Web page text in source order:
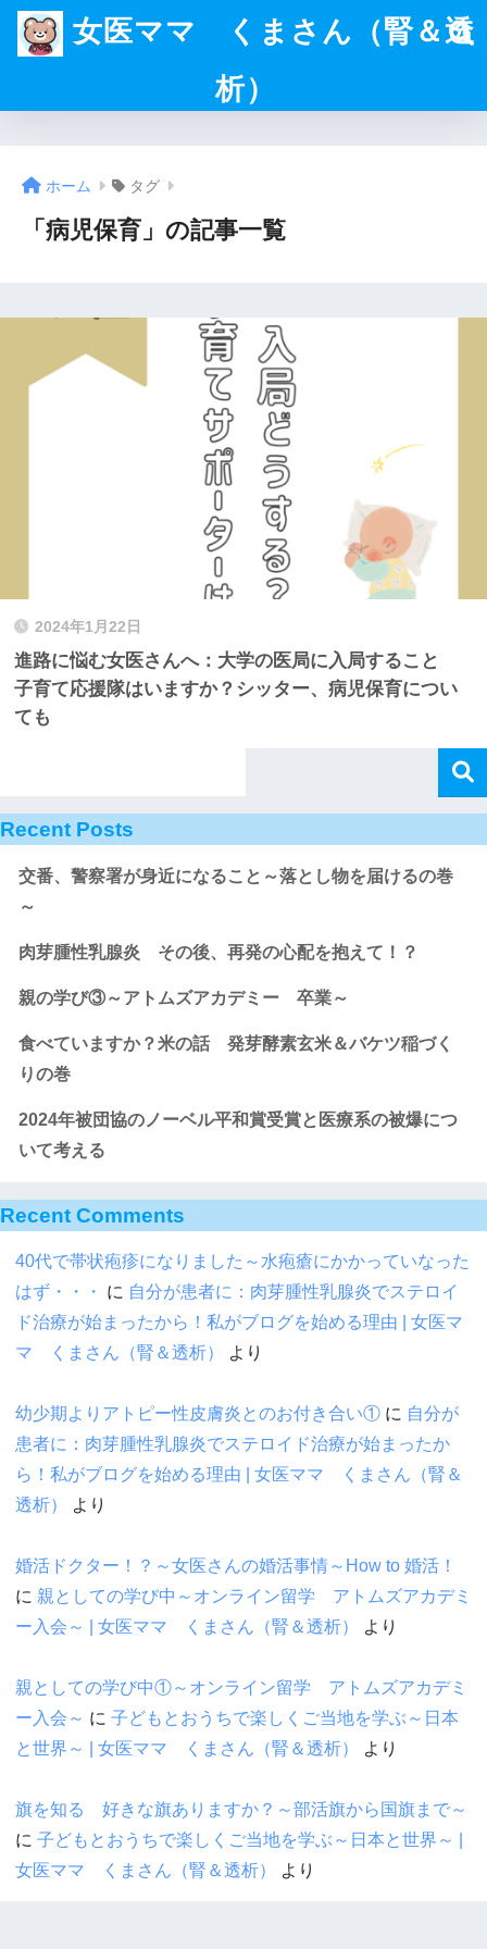
女医ママ くまさん（腎＆透
析）
ホーム タグ
「病児保育」の記事一覧
2024年1月22日
進路に悩む女医さんへ：大学の医局に入局すること
子育て応援隊はいますか？シッター、病児保育につい
ても
Recent Posts
交番、警察署が身近になること～落とし物を届けるの巻
～
肉芽腫性乳腺炎 その後、再発の心配を抱えて！？
親の学び③～アトムズアカデミー 卒業～
食べていますか？米の話 発芽酵素玄米＆バケツ稲づく
りの巻
2024年被団協のノーベル平和賞受賞と医療系の被爆につ
いて考える
Recent Comments
40代で帯状疱疹になりました～水疱瘡にかかっていなった
はず・・・
に 自分が患者に：肉芽腫性乳腺炎でステロイ
ド治療が始まったから！私がブログを始める理由 | 女医マ
マ くまさん（腎＆透析）
より
幼少期よりアトピー性皮膚炎とのお付き合い① に 自分が
患者に：肉芽腫性乳腺炎でステロイド治療が始まったか
ら！私がブログを始める理由 | 女医ママ くまさん（腎＆
透析）
より
婚活ドクター！？～女医さんの婚活事情～How to 婚活！
に 親としての学び中～オンライン留学 アトムズアカデミ
ー入会～ | 女医ママ くまさん（腎＆透析）
より
親としての学び中①～オンライン留学 アトムズアカデミ
ー入会～ に 子どもとおうちで楽しくご当地を学ぶ～日本
と世界～ | 女医ママ くまさん（腎＆透析）
より
旗を知る 好きな旗ありますか？～部活旗から国旗まで～
に 子どもとおうちで楽しくご当地を学ぶ～日本と世界～ |
女医ママ くまさん（腎＆透析）
より